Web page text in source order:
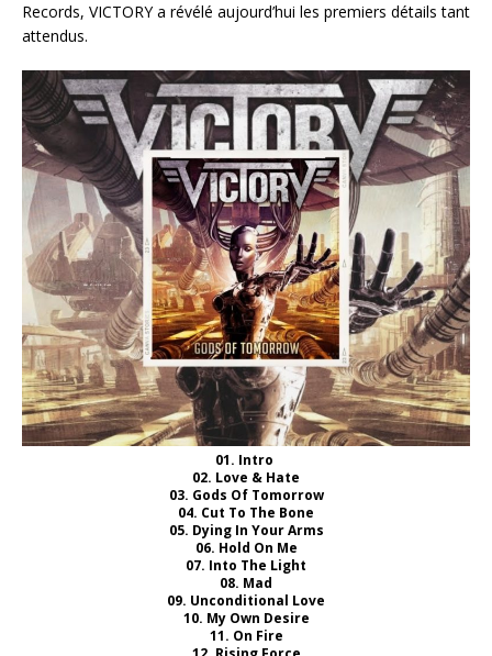
Records, VICTORY a révélé aujourd’hui les premiers détails tant
attendus.
01. Intro
02. Love & Hate
03. Gods Of Tomorrow
04. Cut To The Bone
05. Dying In Your Arms
06. Hold On Me
07. Into The Light
08. Mad
09. Unconditional Love
10. My Own Desire
11. On Fire